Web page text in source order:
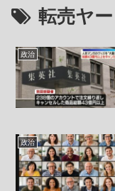
転売ヤー
政治
政治